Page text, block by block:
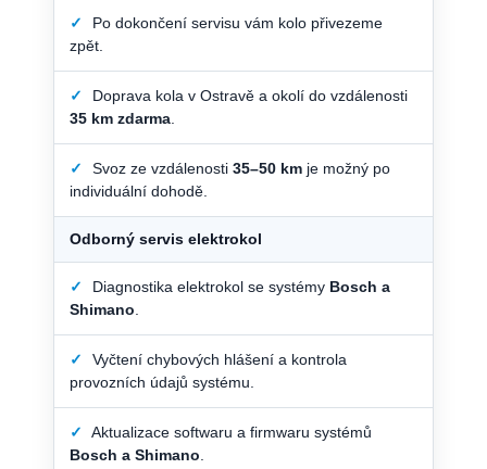
✓
Po dokončení servisu vám kolo přivezeme
zpět.
✓
Doprava kola v Ostravě a okolí do vzdálenosti
35 km zdarma
✓ Svoz ze vzdálenosti 35–50 km je možný po
individuální dohodě.
Odborný servis elektrokol
✓ Diagnostika elektrokol se systémy Bosch a
Shimano
✓
Vyčtení chybových hlášení a kontrola
provozních údajů systému.
✓
Aktualizace softwaru a firmwaru systémů
Bosch a Shimano